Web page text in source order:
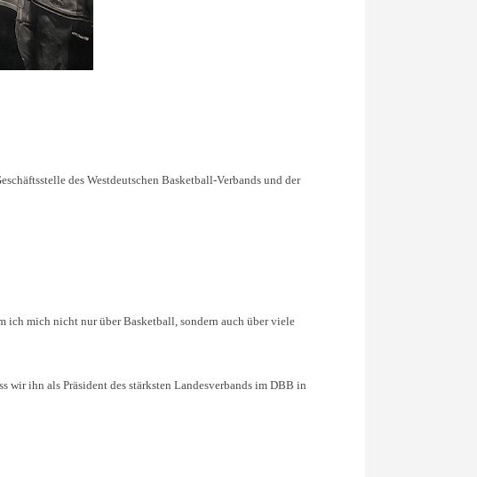
des Westdeutschen Basketball-Verbands und der
ich mich nicht nur über Basketball, sondern auch über viele
ihn als Präsident des stärksten Landesverbands im DBB in